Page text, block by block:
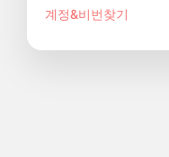
계정&비번찾기